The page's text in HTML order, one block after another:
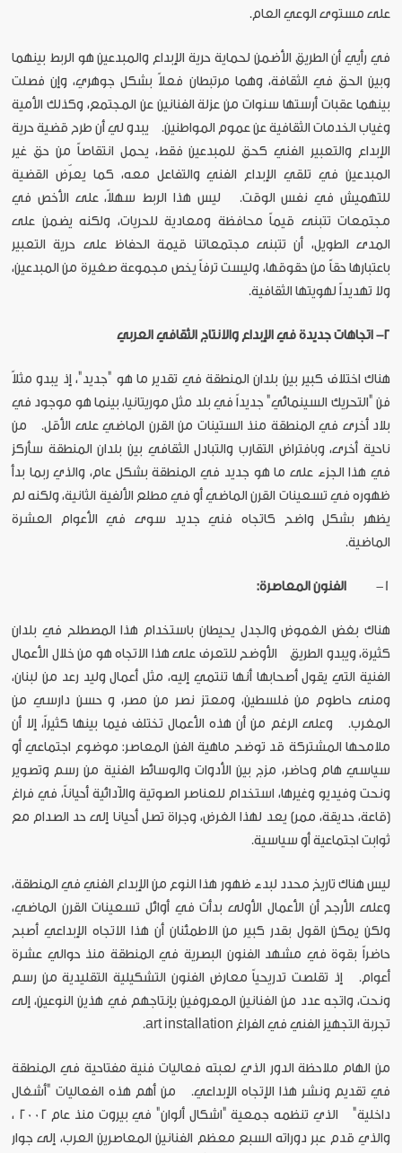
على مستوى الوعي العام.
في رأيي أن الطريق الأضمن لحماية حرية الإبداع والمبدعين هو الربط بينهما
وبين الحق في الثقافة، وهما مرتبطان فعلاً بشكل جوهري، وإن فصلت
بينهما عقبات أرستها سنوات من عزلة الفنانين عن المجتمع، وكذلك الأمية
وغياب الخدمات الثقافية عن عموم المواطنين. يبدو لي أن طرح قضية حرية
الإبداع والتعبير الفني كحق للمبدعين فقط، يحمل انتقاصاً من حق غير
المبدعين في تلقي الإبداع الفني والتفاعل معه، كما يعرّض القضية
للتهميش في نفس الوقت. ليس هذا الربط سهلاً، على الأخص في
مجتمعات تتبنى قيماً محافظة ومعادية للحريات، ولكنه يضمن على
المدى الطويل، أن تتبنى مجتمعاتنا قيمة الحفاظ على حرية التعبير
باعتبارها حقاً من حقوقها، وليست ترفاً يخص مجموعة صغيرة من المبدعين،
ولا تهديداً لهويتها الثقافية.
٢- اتجاهات جديدة في الإبداع والانتاج الثقافي العربي
هناك اختلاف كبير بين بلدان المنطقة في تقدير ما هو "جديد"، إذ يبدو مثلاً
فن "التحريك السينمائي" جديداً في بلد مثل موريتانيا، بينما هو موجود في
بلاد أخرى في المنطقة منذ الستينات من القرن الماضي على الأقل. من
ناحية أخرى، وبافتراض التقارب والتبادل الثقافي بين بلدان المنطقة سأركز
في هذا الجزء على ما هو جديد في المنطقة بشكل عام، والذي ربما بدأ
ظهوره في تسعينات القرن الماضي أو في مطلع الألفية الثانية، ولكنه لم
يظهر بشكل واضح كاتجاه فني جديد سوى في الأعوام العشرة
الماضية.
1- الفنون المعاصرة:
هناك بغض الغموض والجدل يحيطان باستخدام هذا المصطلح في بلدان
كثيرة، ويبدو الطريق الأوضح للتعرف على هذا الاتجاه هو من خلال الأعمال
الفنية التي يقول أصحابها أنها تنتمي إليه، مثل أعمال وليد رعد من لبنان،
ومنى حاطوم من فلسطين، ومعتز نصر من مصر، و حسن دارسي من
المغرب. وعلى الرغم من أن هذه الأعمال تختلف فيما بينها كثيراً، إلا أن
ملامحها المشتركة قد توضح ماهية الفن المعاصر: موضوع اجتماعي أو
سياسي هام وحاضر، مزج بين الأدوات والوسائط الفنية من رسم وتصوير
ونحت وفيديو وغيرها، استخدام للعناصر الصوتية والآدائية أحياناً، في فراغ
(قاعة، حديقة، ممر) يعد لهذا الغرض، وجراة تصل أحيانا إلى حد الصدام مع
ثوابت اجتماعية أو سياسية.
ليس هناك تاريخ محدد لبدء ظهور هذا النوع من الإبداع الفني في المنطقة،
وعلى الأرجح أن الأعمال الأولى بدأت في أوائل تسعينات القرن الماضي،
ولكن يمكن القول بقدر كبير من الاطمئنان أن هذا الاتجاه الإبداعي أصبح
حاضراً بقوة في مشهد الفنون البصرية في المنطقة منذ حوالي عشرة
أعوام. إذ تقلصت تدريحياً معارض الفنون التشكيلية التقليدية من رسم
ونحت، واتجه عدد من الفنانين المعروفين بإنتاجهم في هذين النوعين، إلى
تجربة التجهيز الفني في الفراغ art installation.
من الهام ملاحظة الدور الذي لعبته فعاليات فنية مفتاحية في المنطقة
في تقديم ونشر هذا الإتجاه الإبداعي. من أهم هذه الفعاليات "أشغال
داخلية" الذي تنظمه جمعية "اشكال ألوان" في بيروت منذ عام 2002 ،
والذي قدم عبر دوراته السبع معظم الفنانين المعاصرين العرب، إلى جوار